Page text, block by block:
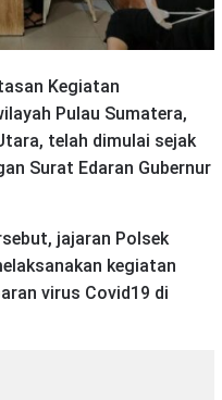
Kegiatan
Pulau Sumatera,
telah dimulai sejak
Surat Edaran Gubernur
jajaran Polsek
kegiatan
virus Covid19 di